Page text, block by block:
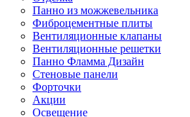
Панно из можжевельника
Фиброцементные плиты
Вентиляционные клапаны
Вентиляционные решетки
Панно Фламма Дизайн
Стеновые панели
Форточки
Акции
Освещение